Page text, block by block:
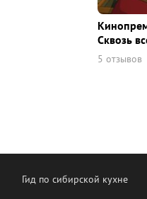
Сквозь
5 отзывов
Гид по сибирской кухне